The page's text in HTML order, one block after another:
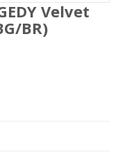
Velvet
BR)